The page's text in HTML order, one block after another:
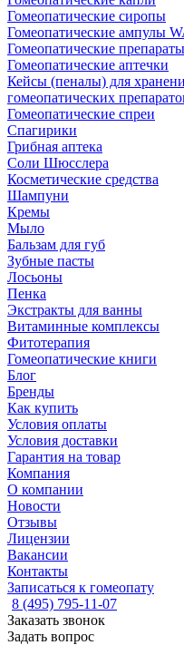
Гомеопатические сиропы
Гомеопатические ампулы
Гомеопатические препараты
Гомеопатические аптечки
Кейсы (пеналы) для
гомеопатических
Гомеопатические спреи
Спагирики
Грибная аптека
Соли Шюсслера
Косметические средства
Шампуни
Кремы
Мыло
Бальзам для губ
Зубные пасты
Лосьоны
Пенка
Экстракты для ванны
Витаминные комплексы
Фитотерапия
Гомеопатические книги
Блог
Бренды
Как купить
Условия оплаты
Условия доставки
Гарантия на товар
Компания
О компании
Новости
Отзывы
Лицензии
Вакансии
Контакты
Записаться к гомеопату
8 (495) 795-11-07
Заказать звонок
Задать вопрос